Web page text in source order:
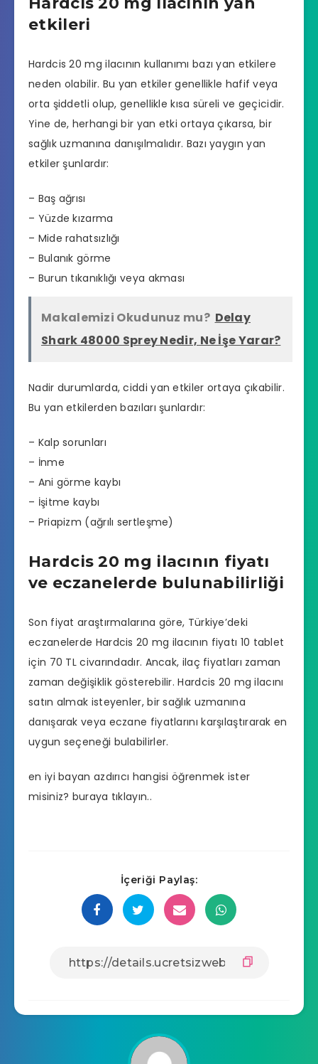
etkileri
Hardcis 20 mg ilacının kullanımı bazı yan etkilere
neden olabilir. Bu yan etkiler genellikle hafif veya
orta şiddetli olup, genellikle kısa süreli ve geçicidir.
Yine de, herhangi bir yan etki ortaya çıkarsa, bir
sağlık uzmanına danışılmalıdır. Bazı yaygın yan
etkiler şunlardır:
– Baş ağrısı
– Yüzde kızarma
– Mide rahatsızlığı
– Bulanık görme
– Burun tıkanıklığı veya akması
Makalemizi Okudunuz mu? Delay
Shark 48000 Sprey Nedir, Ne İşe Yarar?
Nadir durumlarda, ciddi yan etkiler ortaya çıkabilir.
Bu yan etkilerden bazıları şunlardır:
– Kalp sorunları
– İnme
– Ani görme kaybı
– İşitme kaybı
– Priapizm (ağrılı sertleşme)
Hardcis 20 mg ilacının fiyatı
ve eczanelerde bulunabilirliği
Son fiyat araştırmalarına göre, Türkiye’deki
eczanelerde Hardcis 20 mg ilacının fiyatı 10 tablet
için 70 TL civarındadır. Ancak, ilaç fiyatları zaman
zaman değişiklik gösterebilir. Hardcis 20 mg ilacını
satın almak isteyenler, bir sağlık uzmanına
danışarak veya eczane fiyatlarını karşılaştırarak en
uygun seçeneği bulabilirler.
en iyi bayan azdırıcı hangisi öğrenmek ister
misiniz? buraya tıklayın..
İçeriği Paylaş: